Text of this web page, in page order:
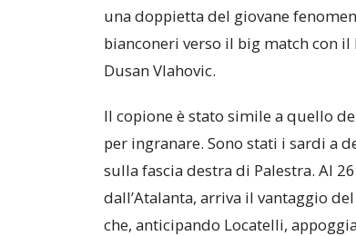
una doppietta del giovane
bianconeri verso il big match con
Dusan Vlahovic.
Il copione è stato simile a quello
per ingranare. Sono stati i sardi a
sulla fascia destra di Palestra. Al
dall’Atalanta, arriva il vantaggio
che, anticipando Locatelli,